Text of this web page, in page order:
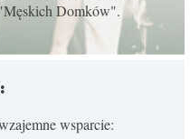
Domków".
wsparcie: